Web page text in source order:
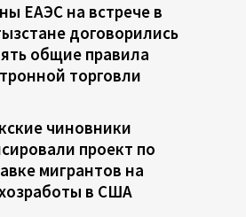
ЕАЭС на встрече в
договорились
общие правила
торговли
чиновники
проект по
мигрантов на
в США